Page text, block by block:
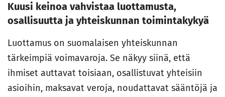
Kuusi keinoa vahvistaa luottamusta,
osallisuutta ja yhteiskunnan toimintakykyä
Luottamus on suomalaisen yhteiskunnan
tärkeimpiä voimavaroja. Se näkyy siinä, että
ihmiset auttavat toisiaan, osallistuvat yhteisiin
asioihin, maksavat veroja, noudattavat sääntöjä ja